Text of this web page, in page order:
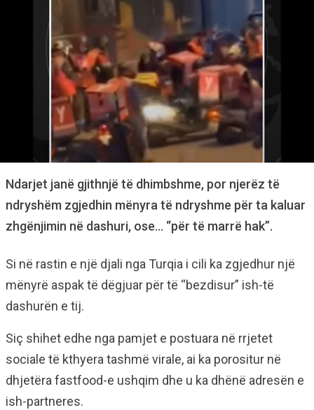
Ndarjet janë gjithnjë të dhimbshme, por njerëz të
ndryshëm zgjedhin mënyra të ndryshme për ta kaluar
zhgënjimin në dashuri, ose… “për të marrë hak”.
Si në rastin e një djali nga Turqia i cili ka zgjedhur një
mënyrë aspak të dëgjuar për të “bezdisur” ish-të
dashurën e tij.
Siç shihet edhe nga pamjet e postuara në rrjetet
sociale të kthyera tashmë virale, ai ka porositur në
dhjetëra fastfood-e ushqim dhe u ka dhënë adresën e
ish-partneres.